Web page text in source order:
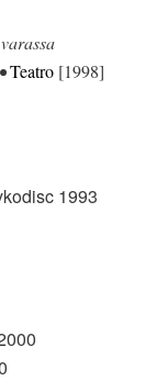
Teatro [1998]
1993